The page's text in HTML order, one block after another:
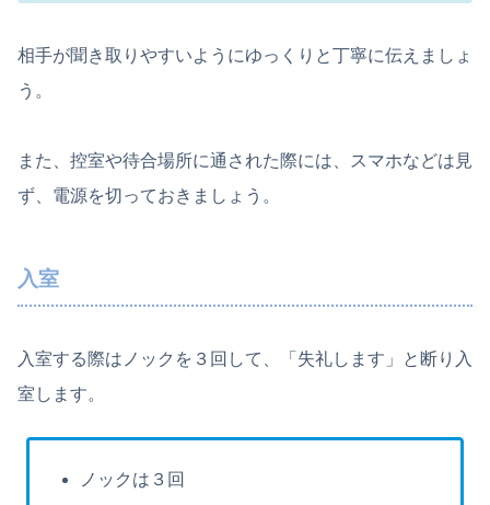
相手が聞き取りやすいようにゆっくりと丁寧に伝えましょ
う。
また、控室や待合場所に通された際には、スマホなどは見
ず、電源を切っておきましょう。
入室
入室する際はノックを３回して、「失礼します」と断り入
室します。
ノックは３回